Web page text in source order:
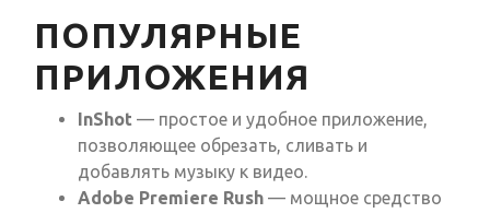
ПОПУЛЯРНЫЕ
ПРИЛОЖЕНИЯ
InShot — простое и удобное приложение,
позволяющее обрезать, сливать и
добавлять музыку к видео.
Adobe Premiere Rush — мощное средство